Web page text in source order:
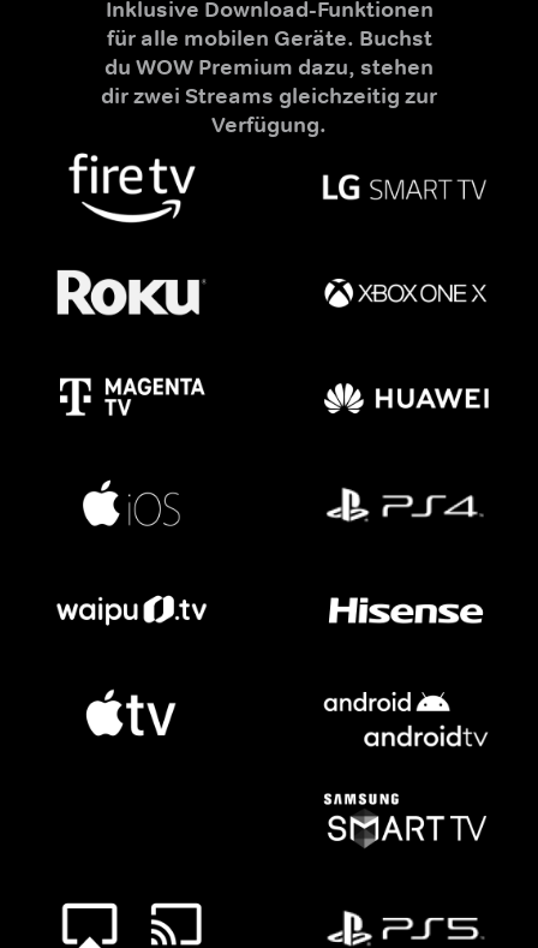
Inklusive Download-Funktionen
für alle mobilen Geräte. Buchst
du WOW Premium dazu, stehen
dir zwei Streams gleichzeitig zur
Verfügung.